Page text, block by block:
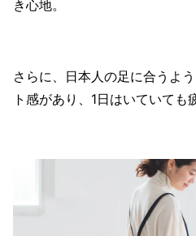
き心地。
さらに、日本人の足に合うよ
ト感があり、1日はいていても